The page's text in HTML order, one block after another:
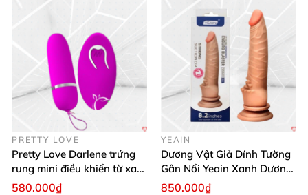
PRETTY LOVE
Pretty Love Darlene trứng
rung mini điều khiển từ xa
12 chế độ rung mạnh
580.000₫
YEAIN
Dương Vật Giả Dính Tường
Gân Nổi Yeain Xanh Dương
8.2 Siêu Thật
850.000₫